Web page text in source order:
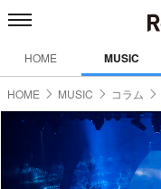
HOME MUSIC
HOME MUSIC コラム